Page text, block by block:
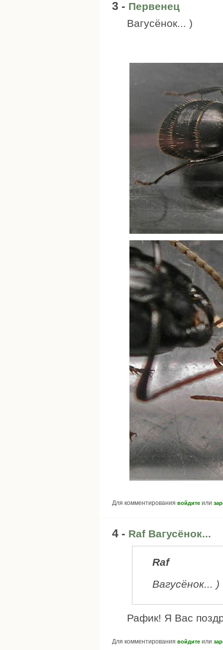
3 - Первенец
Вагусёнок... )
Для комментирования войдите или
4 - Raf Вагусёнок...
Raf
Вагусёнок... )
Рафик! Я Вас
Для комментирования войдите или